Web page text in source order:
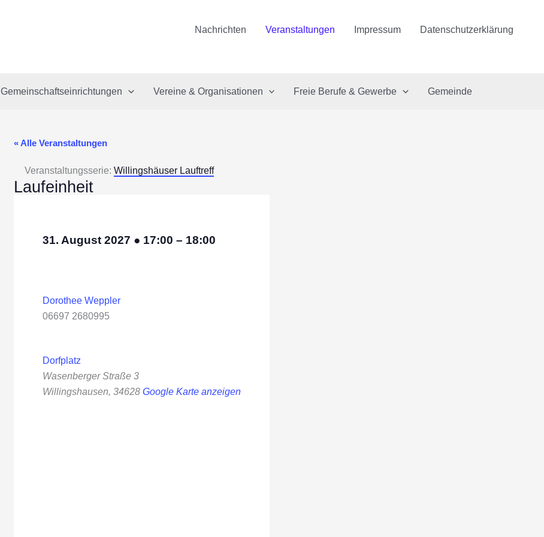
Nachrichten Veranstaltungen Impressum Datenschutzerklärung
Gemeinschaftseinrichtungen Vereine & Organisationen Freie Berufe & Gewerbe Gemeinde
« Alle Veranstaltungen
Veranstaltungsserie: Willingshäuser Lauftreff
Laufeinheit
31. August 2027 ● 17:00 – 18:00
Dorothee Weppler
06697 2680995
Dorfplatz
Wasenberger Straße 3
Willingshausen, 34628 Google Karte anzeigen